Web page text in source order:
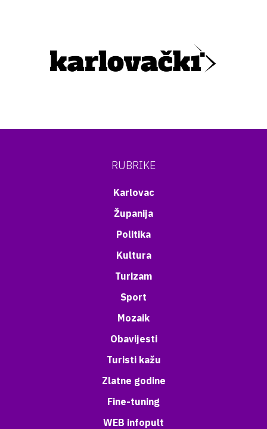
RUBRIKE
Karlovac
Županija
Politika
Kultura
Turizam
Sport
Mozaik
Obavijesti
Turisti kažu
Zlatne godine
Fine-tuning
WEB infopult